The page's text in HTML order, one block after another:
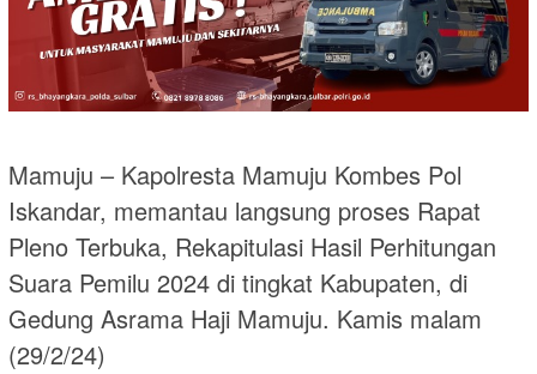
Mamuju – Kapolresta Mamuju Kombes Pol
Iskandar, memantau langsung proses Rapat
Pleno Terbuka, Rekapitulasi Hasil Perhitungan
Suara Pemilu 2024 di tingkat Kabupaten, di
Gedung Asrama Haji Mamuju. Kamis malam
(29/2/24)